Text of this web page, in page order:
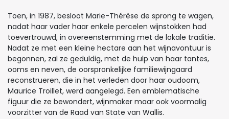
Toen, in 1987, besloot Marie-Thérèse de sprong te wagen,
nadat haar vader haar enkele percelen wijnstokken had
toevertrouwd, in overeenstemming met de lokale traditie.
Nadat ze met een kleine hectare aan het wijnavontuur is
begonnen, zal ze geduldig, met de hulp van haar tantes,
ooms en neven, de oorspronkelijke familiewijngaard
reconstrueren, die in het verleden door haar oudoom,
Maurice Troillet, werd aangelegd. Een emblematische
figuur die ze bewondert, wijnmaker maar ook voormalig
voorzitter van de Raad van State van Wallis.